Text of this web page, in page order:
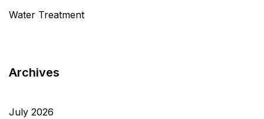
Water Treatment
Archives
July 2026